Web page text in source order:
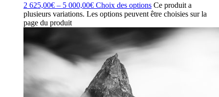
2 625,00€ – 5 000,00€ Choix des options Ce produit a
plusieurs variations. Les options peuvent être choisies sur la
page du produit